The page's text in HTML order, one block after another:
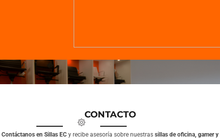
CONTACTO
Contáctanos en Sillas EC y recibe asesoría sobre nuestras sillas de oficina, gamer y